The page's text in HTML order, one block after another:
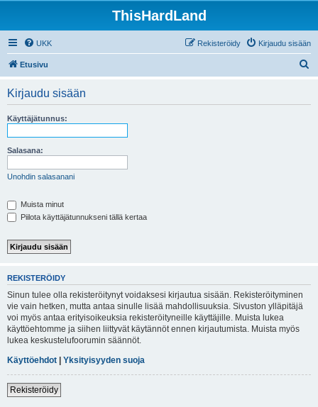
ThisHardLand
UKK Kirjaudu sisään
Rekisteröidy
Etusivu
Kirjaudu sisään
Käyttäjätunnus:
Salasana:
Unohdin salasanani
Muista minut
Piilota käyttäjätunnukseni tällä kertaa
REKISTERÖIDY
Sinun tulee olla rekisteröitynyt voidaksesi kirjautua sisään. Rekisteröityminen
vie vain hetken, mutta antaa sinulle lisää mahdollisuuksia. Sivuston ylläpitäjä
voi myös antaa erityisoikeuksia rekisteröityneille käyttäjille. Muista lukea
käyttöehtomme ja siihen liittyvät käytännöt ennen kirjautumista. Muista myös
lukea keskustelufoorumin säännöt.
Käyttöehdot | Yksityisyyden suoja
Rekisteröidy